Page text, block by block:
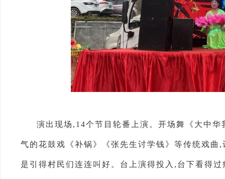
演出现场,14个节目轮番上演。开场舞《大中
气的花鼓戏《补锅》《张先生讨学钱》等传统戏
是引得村民们连连叫好。台上演得投入,台下看得